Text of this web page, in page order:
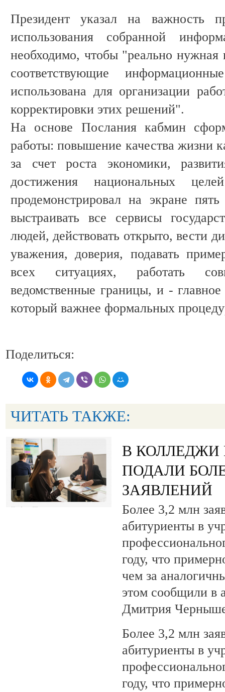
Президент указал на важность
использования собранной
необходимо, чтобы "реально
соответствующие
использована для организации
корректировки этих решений".
На основе Послания кабмин
работы: повышение качества жизни
за счет роста экономики,
достижения национальных
продемонстрировал на экране
выстраивать все сервисы
людей, действовать открыто, вести
уважения, доверия, подавать
всех ситуациях, работать
ведомственные границы, и - главное
который важнее формальных
Поделиться:
ЧИТАТЬ ТАКЖЕ:
В
ПОДАЛИ
ЗАЯВЛЕНИЙ
Более 3,2 млн
абитуриенты в
году, что
чем за
этом сообщили в
Дмитрия
Более 3,2 млн
абитуриенты в
году, что